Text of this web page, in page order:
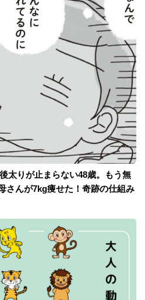
太りが止まらない48歳。もう無
さんが7kg痩せた！奇跡の仕組み